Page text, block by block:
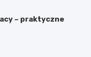
– praktyczne